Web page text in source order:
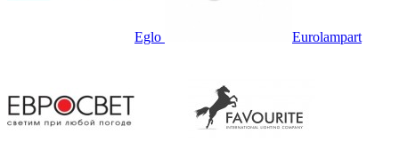
Eglo Eurolampart